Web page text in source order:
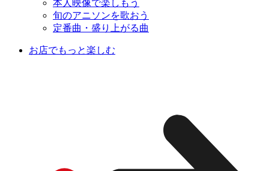
本人映像で楽しもう
旬のアニソンを歌おう
定番曲・盛り上がる曲
お店でもっと楽しむ